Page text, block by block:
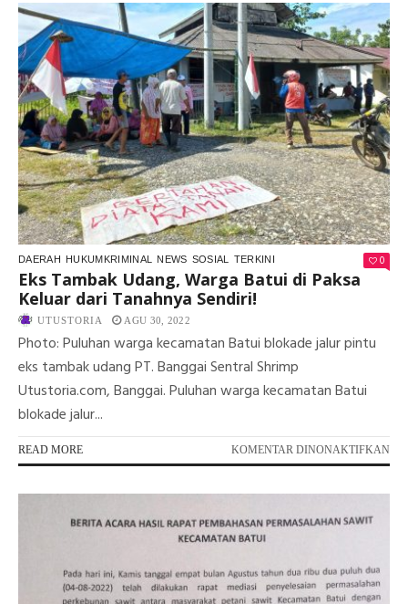
DAERAH HUKUMKRIMINAL NEWS SOSIAL TERKINI 0
Eks Tambak Udang, Warga Batui di Paksa
Keluar dari Tanahnya Sendiri!
UTUSTORIA AGU 30, 2022
Photo: Puluhan warga kecamatan Batui blokade jalur pintu
eks tambak udang PT. Banggai Sentral Shrimp
Utustoria.com, Banggai. Puluhan warga kecamatan Batui
blokade jalur...
READ MORE KOMENTAR DINONAKTIFKAN